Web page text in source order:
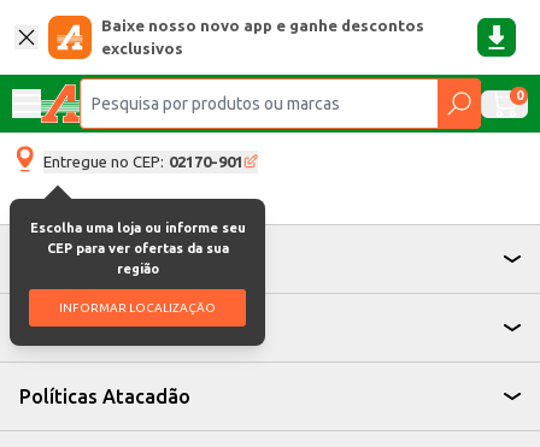
Baixe nosso novo app e ganhe descontos
exclusivos
0
Entregue no CEP: 02170-901
Escolha uma loja ou informe seu
CEP para ver ofertas da sua
região
INFORMAR LOCALIZAÇÃO
Atendimento
Institucional
Políticas Atacadão